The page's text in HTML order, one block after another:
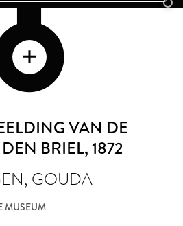
VAN DE
BRIEL, 1872
GOUDA
MUSEUM